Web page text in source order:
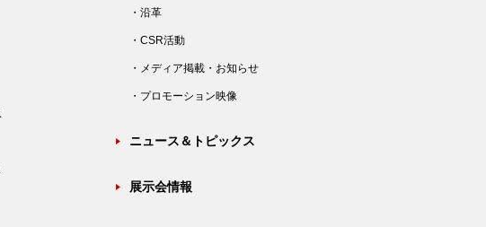
・沿革
・CSR活動
・メディア掲載・お知らせ
・プロモーション映像
ニュース＆トピックス
展示会情報